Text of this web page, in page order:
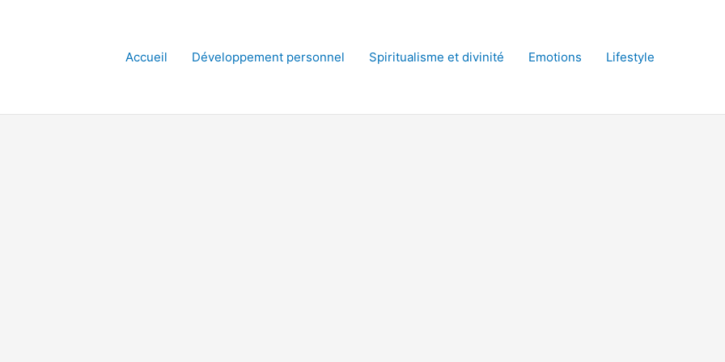
Accueil Développement personnel Spiritualisme et divinité Emotions Lifestyle